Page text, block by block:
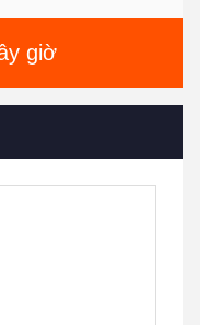
giờ